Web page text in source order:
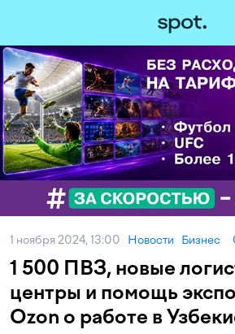
1 ноября 2024, 13:00 Новости Бизнес
1 500 ПВЗ, новые
центры и помощь
Ozon о работе в